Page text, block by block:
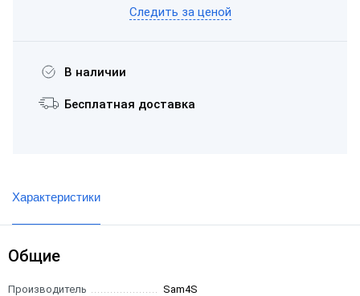
Следить за ценой
В наличии
Бесплатная доставка
Характеристики
Общие
Производитель Sam4S